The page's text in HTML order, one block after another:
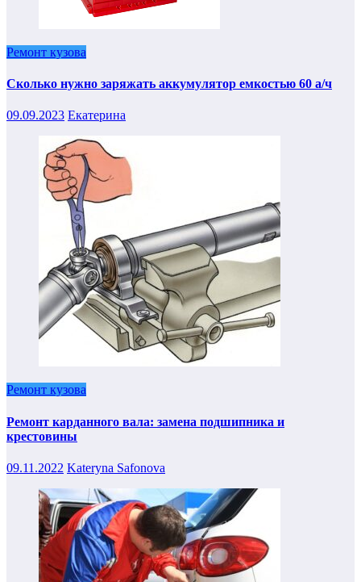
Ремонт кузова
Сколько нужно заряжать аккумулятор емкостью 60 а/ч
09.09.2023 Екатерина
Ремонт кузова
Ремонт карданного вала: замена подшипника и
крестовины
09.11.2022 Kateryna Safonova